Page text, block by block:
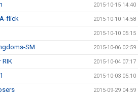
2015-10-15 14:40
flick 2015-10-10 14:58
2015-10-10 05:15
SM 2015-10-06 02:59
RIK 2015-10-04 07:17
2015-10-03 05:10
2015-09-29 04:59